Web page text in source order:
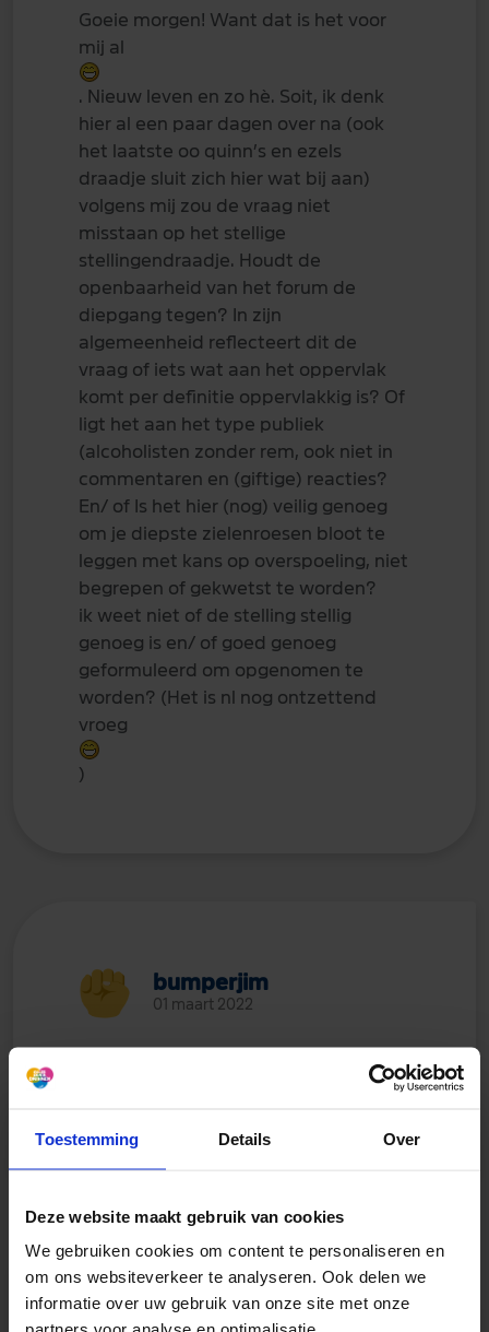
Toestemming Details Over
Deze website maakt gebruik van cookies
We gebruiken cookies om content te personaliseren en
om ons websiteverkeer te analyseren. Ook delen we
informatie over uw gebruik van onze site met onze
Goeie morgen! Want dat is het voor
mij al
. Nieuw leven en zo hè. Soit, ik denk
hier al een paar dagen over na (ook
het laatste oo quinn’s en ezels
draadje sluit zich hier wat bij aan)
volgens mij zou de vraag niet
misstaan op het stellige
stellingendraadje. Houdt de
openbaarheid van het forum de
diepgang tegen? In zijn
algemeenheid reflecteert dit de
vraag of iets wat aan het oppervlak
komt per definitie oppervlakkig is? Of
ligt het aan het type publiek
(alcoholisten zonder rem, ook niet in
commentaren en (giftige) reacties?
En/ of Is het hier (nog) veilig genoeg
om je diepste zielenroesen bloot te
leggen met kans op overspoeling, niet
begrepen of gekwetst te worden?
ik weet niet of de stelling stellig
genoeg is en/ of goed genoeg
geformuleerd om opgenomen te
worden? (Het is nl nog ontzettend
vroeg
)
bumperjim
01 maart 2022
vaak ook niet. Tis net het echte leven